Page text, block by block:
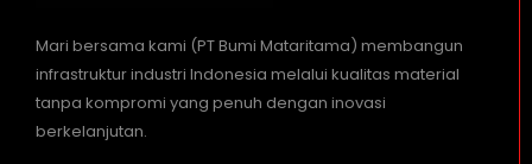
Mari bersama kami (PT Bumi Mataritama) membangun
infrastruktur industri Indonesia melalui kualitas material
tanpa kompromi yang penuh dengan inovasi
berkelanjutan.